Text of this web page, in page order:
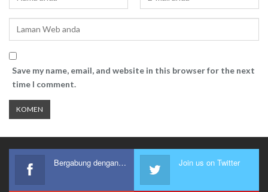
Save my name, email, and website in this browser for the next
time I comment.
Bergabung dengan kami Join us on Twitter